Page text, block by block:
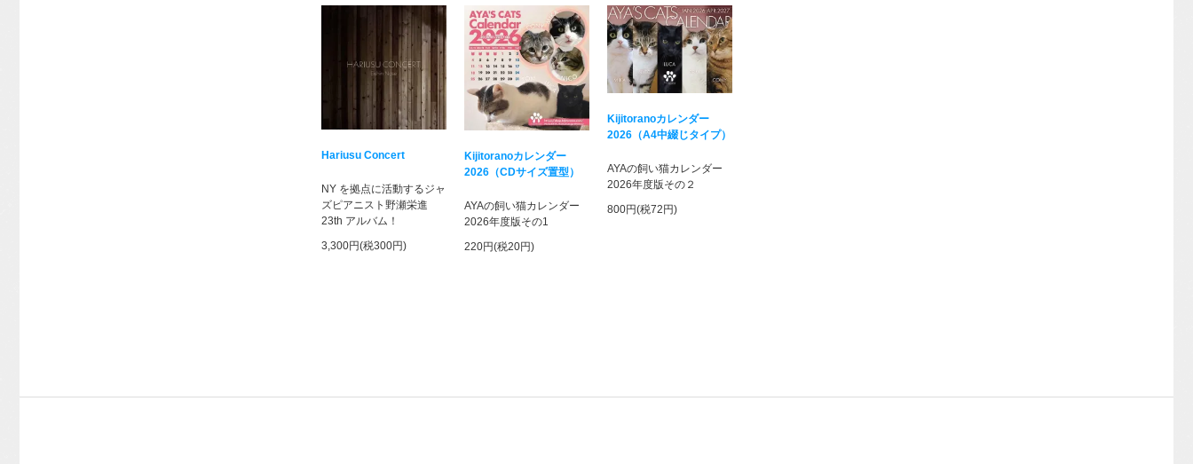
Hariusu Concert
NY を拠点に活動するジャ
ズピアニスト野瀬栄進
23th アルバム！
3,300円(税300円)
Kijitoranoカレンダー
2026（CDサイズ置型）
AYAの飼い猫カレンダー
2026年度版その1
220円(税20円)
Kijitoranoカレンダー
2026（A4中綴じタイプ）
AYAの飼い猫カレンダー
2026年度版その２
800円(税72円)